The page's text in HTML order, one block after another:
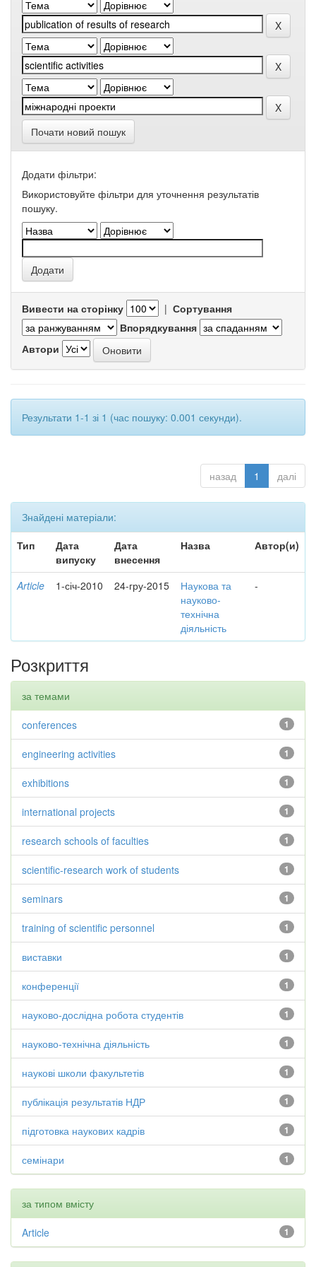
Почати новий пошук
Додати фільтри:
Використовуйте фільтри для уточнення результатів
пошуку.
Вивести на сторінку | Сортування
Впорядкування
Автори
Результати 1-1 зі 1 (час пошуку: 0.001 секунди).
назад 1 далі
Знайдені матеріали:
Тип
Дата
випуску
Дата
внесення
Назва Автор(и)
Article 1-січ-2010 24-гру-2015
Наукова та
науково-
технічна
діяльність
-
Розкриття
за темами
1
conferences
1
engineering activities
1
exhibitions
1
international projects
1
research schools of faculties
1
scientific-research work of students
1
seminars
1
training of scientific personnel
1
виставки
1
конференції
1
науково-дослідна робота студентів
1
науково-технічна діяльність
1
наукові школи факультетів
1
публікація результатів НДР
1
підготовка наукових кадрів
1
семінари
за типом вмісту
1
Article